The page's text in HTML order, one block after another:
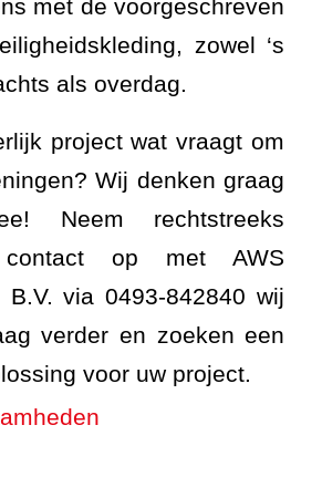
met de voorgeschreven
zowel ‘s
als overdag.
project wat vraagt om
Wij denken graag
Neem rechtstreeks
contact op met AWS
B.V. via 0493-842840 wij
verder en zoeken een
voor uw project.